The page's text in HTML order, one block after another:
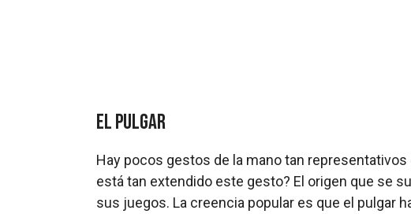
El pulgar
Hay pocos gestos de la mano tan representativos
está tan extendido este gesto? El origen que se
sus juegos. La creencia popular es que el pulgar